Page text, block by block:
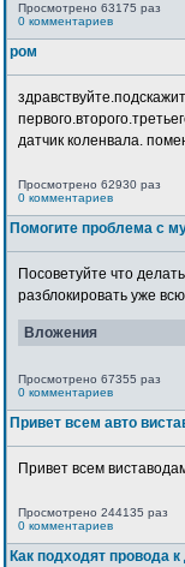
Просмотрено 63175 раз
0 комментариев
ром
датчик коленвала.
Просмотрено 62930 раз
0 комментариев
Помогите проблема с
Посоветуйте что
разблокировать уже
Вложения
Просмотрено 67355 раз
0 комментариев
Привет всем авто
Привет всем
Просмотрено 244135 раз
0 комментариев
Как подходят провода